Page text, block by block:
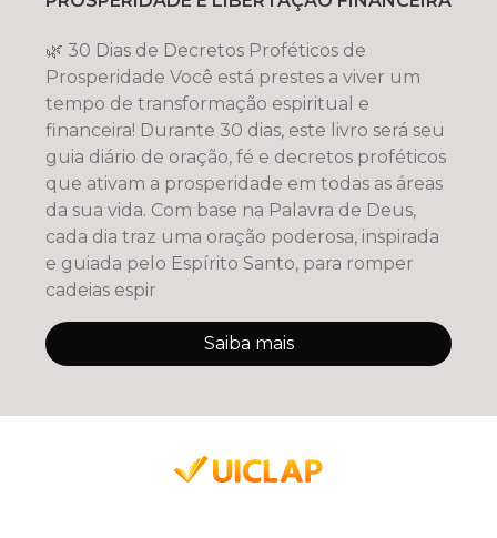
🌿 30 Dias de Decretos Proféticos de
Prosperidade Você está prestes a viver um
tempo de transformação espiritual e
financeira! Durante 30 dias, este livro será seu
guia diário de oração, fé e decretos proféticos
que ativam a prosperidade em todas as áreas
da sua vida. Com base na Palavra de Deus,
cada dia traz uma oração poderosa, inspirada
e guiada pelo Espírito Santo, para romper
cadeias espir
Saiba mais